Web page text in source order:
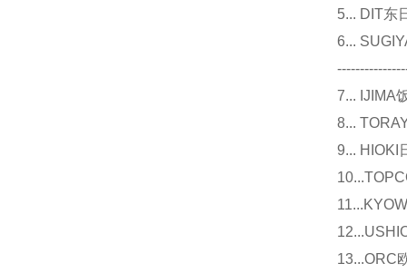
5... DIT东
6...
7... IJIMA
8...
9... HIOKI
13...ORC